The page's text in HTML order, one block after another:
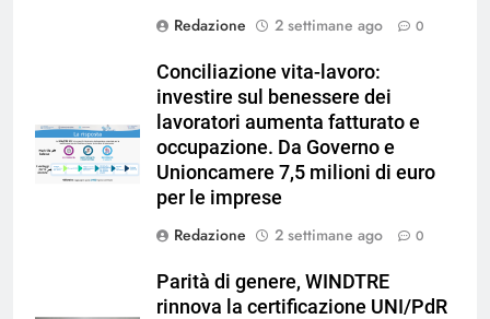
Redazione
2 settimane ago 0
Conciliazione vita-lavoro:
investire sul benessere dei
lavoratori aumenta fatturato e
occupazione. Da Governo e
Unioncamere 7,5 milioni di euro
per le imprese
Redazione
2 settimane ago 0
Parità di genere, WINDTRE
rinnova la certificazione UNI/PdR